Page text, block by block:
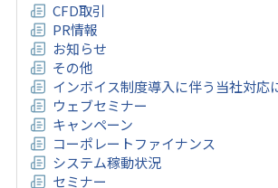
CFD取引
PR情報
お知らせ
その他
インボイス制度導入に伴う当社対応
ウェブセミナー
キャンペーン
コーポレートファイナンス
システム稼動状況
セミナー